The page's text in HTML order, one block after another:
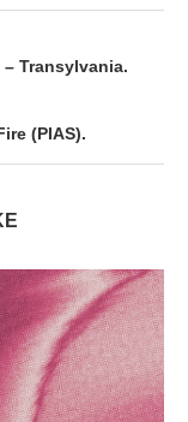
– Transylvania.
(PIAS).